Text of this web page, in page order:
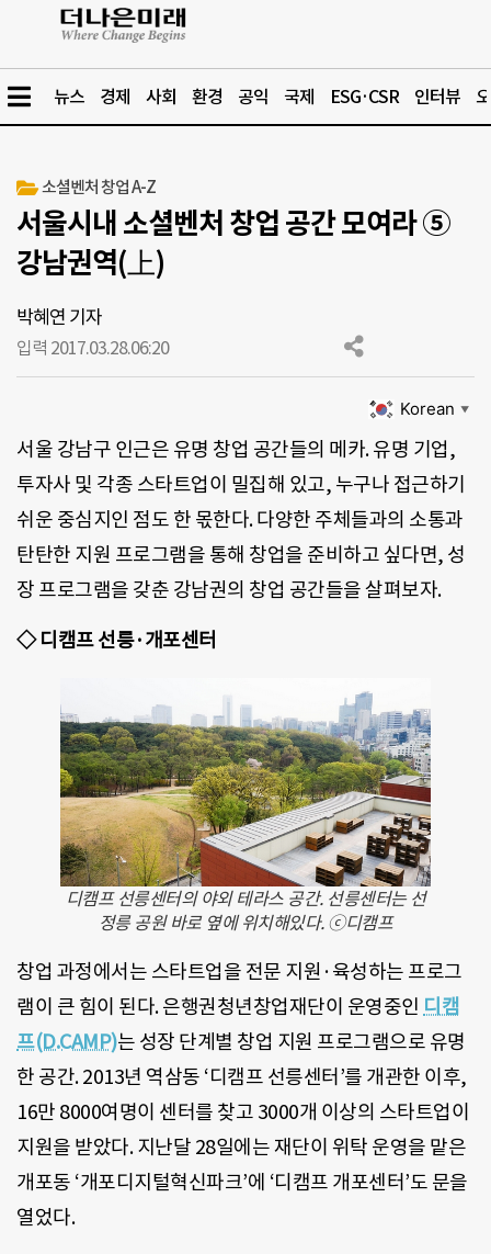
뉴스 경제 사회 환경 공익 국제 ESG·CSR 인터뷰
소셜벤처 창업 A-Z
서울시내 소셜벤처 창업 공간 모여라 ⑤
강남권역(上)
박혜연 기자
입력 2017.03.28.06:20
Korean ▼
서울 강남구 인근은 유명 창업 공간들의 메카. 유명 기업,
투자사 및 각종 스타트업이 밀집해 있고, 누구나 접근하기
쉬운 중심지인 점도 한 몫한다. 다양한 주체들과의 소통과
탄탄한 지원 프로그램을 통해 창업을 준비하고 싶다면, 성
장 프로그램을 갖춘 강남권의 창업 공간들을 살펴보자.
◇ 디캠프 선릉·개포센터
디캠프 선릉센터의 야외 테라스 공간. 선릉센터는 선
정릉 공원 바로 옆에 위치해있다. ⓒ디캠프
창업 과정에서는 스타트업을 전문 지원·육성하는 프로그
램이 큰 힘이 된다. 은행권청년창업재단이 운영중인 디캠
프(D.CAMP)는 성장 단계별 창업 지원 프로그램으로 유명
한 공간. 2013년 역삼동 ‘디캠프 선릉센터’를 개관한 이후,
16만 8000여명이 센터를 찾고 3000개 이상의 스타트업이
지원을 받았다. 지난달 28일에는 재단이 위탁 운영을 맡은
개포동 ‘개포디지털혁신파크’에 ‘디캠프 개포센터’도 문을
열었다.